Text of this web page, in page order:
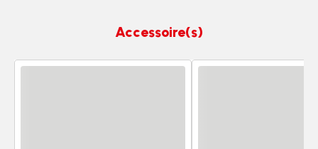
Accessoire(s)